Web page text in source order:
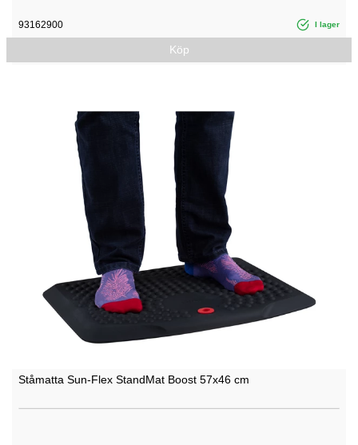
93162900 I lager
Köp
Ståmatta Sun-Flex StandMat Boost 57x46 cm